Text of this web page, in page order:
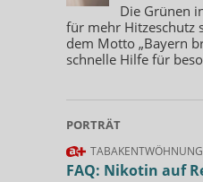
Die Grünen
für mehr Hitzeschutz
dem Motto „Bayern
schnelle Hilfe für
PORTRÄT
TABAKENTWÖHNUNG
FAQ: Nikotin auf